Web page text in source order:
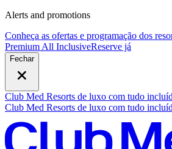
Alerts and promotions
Conheça as ofertas e programação dos
Premium All InclusiveReserve já
Fechar
Club Med Resorts de luxo com tudo
Club Med Resorts de luxo com tudo